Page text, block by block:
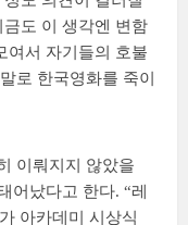
도 이 생각엔 변함
여서 자기들의 호불
로 한국영화를 죽이
이뤄지지 않았을
어났다고 한다. “레
아카데미 시상식